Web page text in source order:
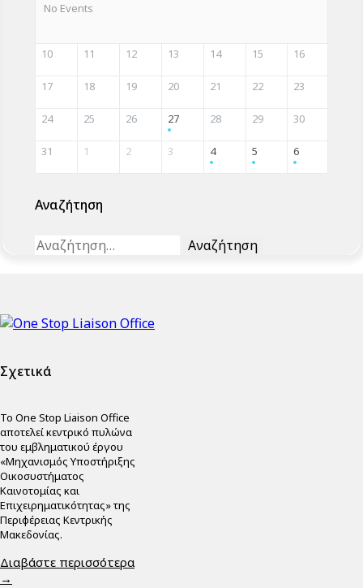
No Events
10 11 12 13 14 15 16
17 18 19 20 21 22 23
24 25 26 27 28 29 30
31 1 2 3 4 5 6
Αναζήτηση
Αναζήτηση
Σχετικά
Το One Stop Liaison Office
αποτελεί κεντρικό πυλώνα
του εμβληματικού έργου
«Μηχανισμός Υποστήριξης
Οικοσυστήματος
Καινοτομίας και
Επιχειρηματικότητας» της
Περιφέρειας Κεντρικής
Μακεδονίας.
Διαβάστε περισσότερα
→